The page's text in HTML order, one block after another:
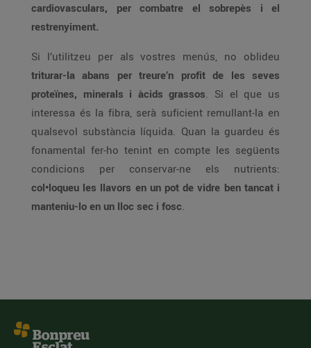
cardiovasculars, per combatre el sobrepès i el
restrenyiment.
Si l’utilitzeu per als vostres menús, no oblideu
triturar-la abans per treure’n profit de les seves
proteïnes, minerals i àcids grassos. Si el que us
interessa és la fibra, serà suficient remullant-la en
qualsevol substància líquida. Quan la guardeu és
fonamental fer-ho tenint en compte les següents
condicions per conservar-ne els nutrients:
col•loqueu les llavors en un pot de vidre ben tancat i
manteniu-lo en un lloc sec i fosc.